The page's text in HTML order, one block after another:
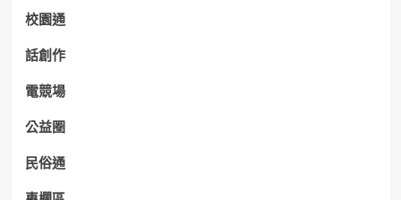
校園通
話創作
電競場
公益圈
民俗通